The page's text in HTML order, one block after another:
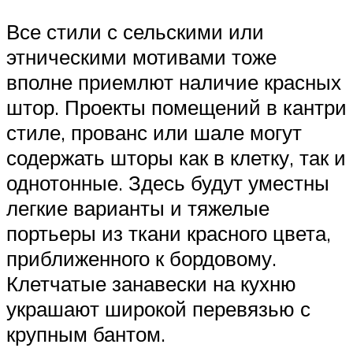
Все стили с сельскими или
этническими мотивами тоже
вполне приемлют наличие красных
штор. Проекты помещений в кантри
стиле, прованс или шале могут
содержать шторы как в клетку, так и
однотонные. Здесь будут уместны
легкие варианты и тяжелые
портьеры из ткани красного цвета,
приближенного к бордовому.
Клетчатые занавески на кухню
украшают широкой перевязью с
крупным бантом.